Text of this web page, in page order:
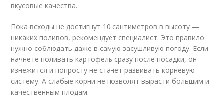
вкусовые качества.
Пока всходы не достигнут 10 сантиметров в высоту —
никаких поливов, рекомендует специалист. Это правило
нужно соблюдать даже в самую засушливую погоду. Если
начнете поливать картофель сразу после посадки, он
изнежится и попросту не станет развивать корневую
систему. А слабые корни не позволят вырасти большим и
качественным плодам.